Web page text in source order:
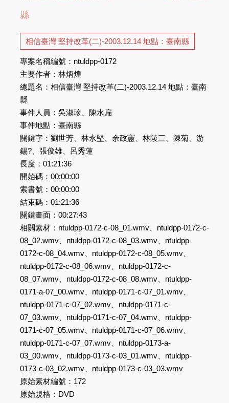
縣
相信臺灣 堅持改革(二)-2003.12.14 地點：臺南縣
專案名稱編號：ntuldpp-0172
主要作者：林炳煌
總題名：相信臺灣 堅持改革(二)-2003.12.14 地點：臺南
縣
事件人員：吳淑珍、陳水扁
事件地點：臺南縣
關鍵字：劉世芳、林永堅、余政憲、林陵三、陳菊、游
錫?、張俊雄、呂秀蓮
長度：01:21:36
開始碼：00:00:00
索書號：00:00:00
結束碼：01:21:36
關鍵畫面：00:27:43
相關素材：ntuldpp-0172-c-08_01.wmv、ntuldpp-0172-c-
08_02.wmv、ntuldpp-0172-c-08_03.wmv、ntuldpp-
0172-c-08_04.wmv、ntuldpp-0172-c-08_05.wmv、
ntuldpp-0172-c-08_06.wmv、ntuldpp-0172-c-
08_07.wmv、ntuldpp-0172-c-08_08.wmv、ntuldpp-
0171-a-07_00.wmv、ntuldpp-0171-c-07_01.wmv、
ntuldpp-0171-c-07_02.wmv、ntuldpp-0171-c-
07_03.wmv、ntuldpp-0171-c-07_04.wmv、ntuldpp-
0171-c-07_05.wmv、ntuldpp-0171-c-07_06.wmv、
ntuldpp-0171-c-07_07.wmv、ntuldpp-0173-a-
03_00.wmv、ntuldpp-0173-c-03_01.wmv、ntuldpp-
0173-c-03_02.wmv、ntuldpp-0173-c-03_03.wmv
原始素材編號：172
原始規格：DVD